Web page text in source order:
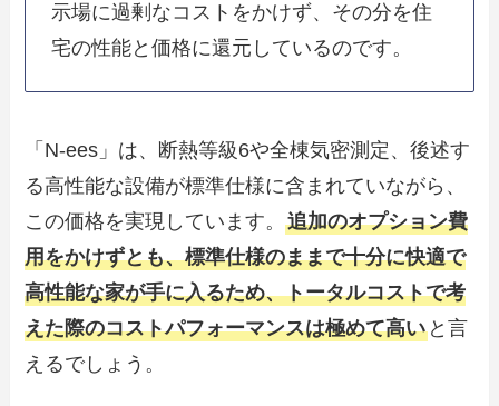
示場に過剰なコストをかけず、その分を住
宅の性能と価格に還元しているのです。
「N-ees」は、断熱等級6や全棟気密測定、後述す
る高性能な設備が標準仕様に含まれていながら、
この価格を実現しています。追加のオプション費
用をかけずとも、標準仕様のままで十分に快適で
高性能な家が手に入るため、トータルコストで考
えた際のコストパフォーマンスは極めて高い と言
えるでしょう。